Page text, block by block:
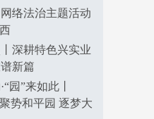
络法治主题活动
深耕特色兴实业
新篇
园”来如此丨
势和平园 逐梦大